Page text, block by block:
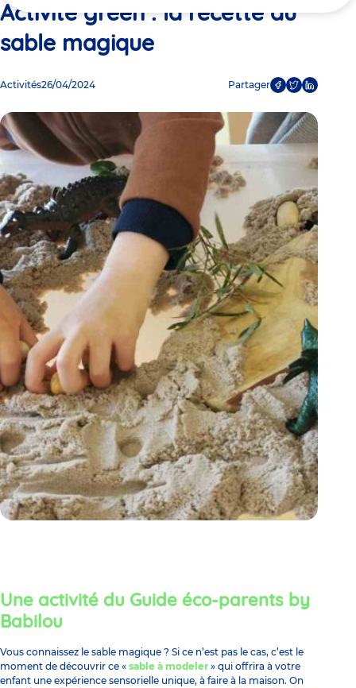
ici
Activité green : la recette du
sable magique
Activités26/04/2024 Partager
Une activité du Guide éco-parents by
Babilou
Vous connaissez le sable magique ? Si ce n’est pas le cas, c’est le
moment de découvrir ce « sable à modeler » qui offrira à votre
enfant une expérience sensorielle unique, à faire à la maison. On